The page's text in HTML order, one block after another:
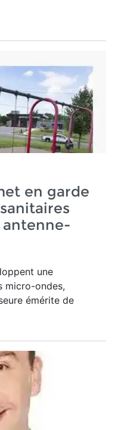
en garde
une
micro-ondes,
émérite de